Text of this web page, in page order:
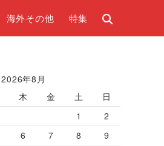
海外その他 特集
2026年8月
木 金 土
日
1
2
6 7 8
9